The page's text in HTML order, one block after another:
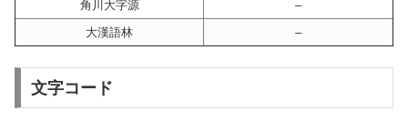
角川大字源
–
大漢語林
–
文字コード